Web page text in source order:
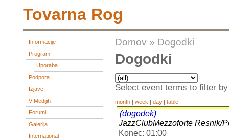
Tovarna Rog
Informacije
Program
Uporaba
Podpora
Izjave
V Medijih
Forumi
Galerija
International
Domov » Dogodki
Dogodki
Select event terms to filter by
month | week | day | table
(dogodek)
JazzClubMezzoforte Resnik/
Konec: 01:00